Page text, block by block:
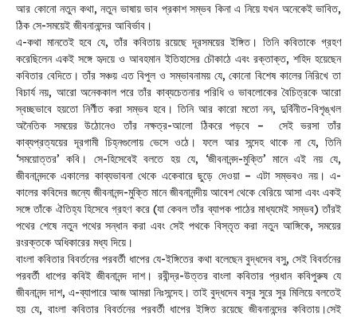
আর কোনো নতুন কথা, নতুন ভাষায় ভাব প্রকাশ সম্ভব কিনা এ নিয়ে যখন অনেকেই ভাবিত,
ঠিক সে-সময়েই জীবনানন্দের আবির্ভাব।
এ-কথা মানতেই হবে যে, তাঁর কবিতায় রয়েছে দূরসময়ের ইঙ্গিত। তিনি কবিতাকে গ্রহণ
করেছিলেন একই সঙ্গে হৃদয়ে ও আবহমান ইতিহাসের চৌকাঠে এবং রক্তাক্ত, শহিদ হয়েছেন
কবিতার বেদিতে। তাঁর সঞ্চয় এত বিপুল ও সম্ভাবনাময় যে, কোনো বিশেষ কালের নিরিখে তা
বিচার্য নয়, আরো অনেককাল পরে তাঁর কাব্যচেতনার পরিধি ও ভাবলোকের বৈচিত্রকে আরো
স্বচ্ছভাবে হয়তো নির্ণীত করা সম্ভব হবে। তিনি আর কারো মতো নন, দুর্বিনীত-বিশৃঙ্খল
অনৈতিক সময়ের উঠোনেও তাঁর নক্ষত্র-আলো ঠিকরে পড়বে – সেই ভরসা তাঁর
কাব্যপ্রত্যয়ের দূরগামী চিহ্নগুলোয় ভেসে ওঠে। ফলে আর সন্দেহ থাকে না যে, তিনি
‘সময়োত্তর’ কবি। সে-হিসেবেই বলতে হয় যে, ‘জীবনানন্দ-মুক্তি’ মানে এই নয় যে,
জীবনানন্দকে একালের কাব্যভাবনা থেকে একেবারে ছুড়ে দেওয়া – এটা সম্ভবও নয়। এ-
কালের কবিদের জন্যে জীবনানন্দ-মুক্তি মানে জীবনানন্দীয় আবেশ থেকে বেরিয়ে আসা এবং একই
সঙ্গে তাঁকে ঐতিহ্য হিসেবে গ্রহণ করে (যা কেবল তাঁর ব্যাপক পাঠের মাধ্যমেই সম্ভব) তাঁরই
পথের শেষে নতুন পথের সন্ধান করা এবং সেই পথকে বিস্তৃত করা নতুন আঙ্গিকে, সময়ের
রংরক্তকে অধিকারের মধ্য দিয়ে।
বাংলা কবিতার বিবর্তনের পরবর্তী ধাপের যে-ইঙ্গিতের কথা বলেছেন বুদ্ধদেব বসু, সেই বিবর্তনের
পরবর্তী ধাপের কবিই জীবনানন্দ দাশ। রবীন্দ্র-উত্তর বাংলা কবিতার প্রধান কবিপুরুষ যে
জীবনানন্দ দাশ, এ-ব্যাপারে আজ আমরা নিঃসন্দেহ। তাই বুদ্ধদেব বসুর সুরে সুর মিলিয়ে বলতেই
হয় যে, বাংলা কবিতার বিবর্তনের পরবর্তী ধাপের ইঙ্গিত রয়েছে জীবনানন্দের কবিতায়।সেই